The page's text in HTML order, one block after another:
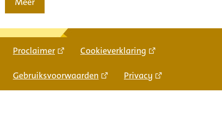
Proclaimer Cookieverklaring
Gebruiksvoorwaarden Privacy